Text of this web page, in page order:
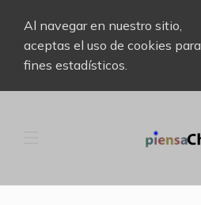
Al navegar en nuestro sitio,
aceptas el uso de cookies para
fines estadísticos.